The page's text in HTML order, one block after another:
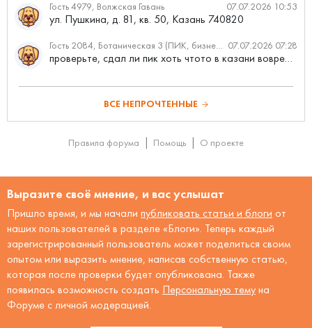
Гость 4979, Волжская Гавань 07.07.2026 10:53
ул. Пушкина, д. 81, кв. 50, Казань 740820
Гость 2084, Ботаническая 3 (ПИК, бизнес-класс) 07.07.2026 07:28
проверьте, сдал ли пик хоть чтото в казани вовремя?
ВСЕ НЕПРОЧТЕННЫЕ
Правила форума Помощь О проекте
Выразите своё мнение, и вас услышат
Пришло время, и мы начали публиковать статьи и блоги от
наших пользователей в разделе «Блоги». Теперь каждый
зарегистрированный пользователь может поделиться своим
опытом или выразить мнение, написав собственную статью,
которая после проверки будет опубликована. Также
появилась возможность создать Персональную тему на
Форуме с личной модерацией.